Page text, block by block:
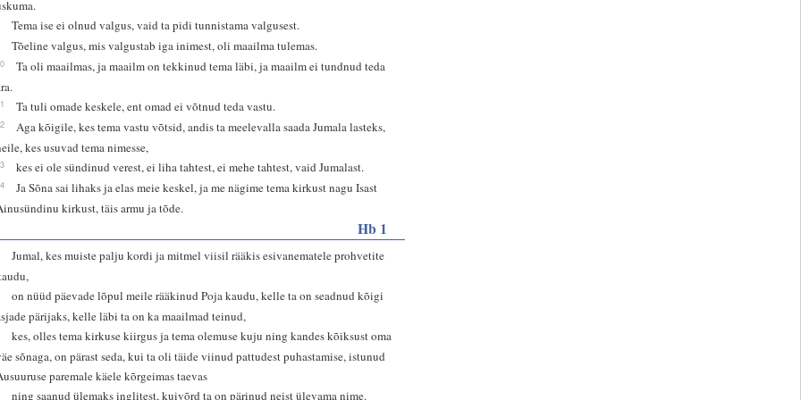
Tema ise ei olnud valgus, vaid ta pidi tunnistama valgusest.
Tõeline valgus, mis valgustab iga inimest, oli maailma tulemas.
Ta oli maailmas, ja maailm on tekkinud tema läbi, ja maailm ei tundnud teda
Ta tuli omade keskele, ent omad ei võtnud teda vastu.
Aga kõigile, kes tema vastu võtsid, andis ta meelevalla saada Jumala lasteks,
kes usuvad tema nimesse,
kes ei ole sündinud verest, ei liha tahtest, ei mehe tahtest, vaid Jumalast.
Ja Sõna sai lihaks ja elas meie keskel, ja me nägime tema kirkust nagu Isast
kirkust, täis armu ja tõde.
Hb 1
Jumal, kes muiste palju kordi ja mitmel viisil rääkis esivanematele prohvetite
on nüüd päevade lõpul meile rääkinud Poja kaudu, kelle ta on seadnud kõigi
pärijaks, kelle läbi ta on ka maailmad teinud,
kes, olles tema kirkuse kiirgus ja tema olemuse kuju ning kandes kõiksust oma
sõnaga, on pärast seda, kui ta oli täide viinud pattudest puhastamise, istunud
paremale käele kõrgeimas taevas
ning saanud ülemaks inglitest, kuivõrd ta on pärinud neist ülevama nime.